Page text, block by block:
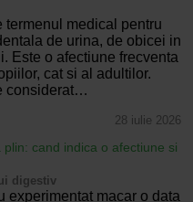
termenul medical pentru
de urina, de obicei in
Este o afectiune frecventa
cat si al adultilor.
considerat…
28 iulie 2026
plin: cand indica o afectiune si
digestiv
experimentat macar o data